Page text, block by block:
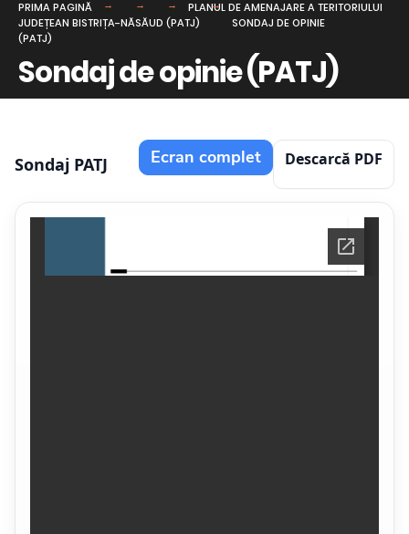
PRIMA PAGINĂ
PLANUL DE AMENAJARE A TERITORIULUI
JUDEȚEAN BISTRIȚA-NĂSĂUD (PATJ)
SONDAJ DE OPINIE
(PATJ)
Sondaj de opinie (PATJ)
Sondaj PATJ Ecran complet Descarcă PDF